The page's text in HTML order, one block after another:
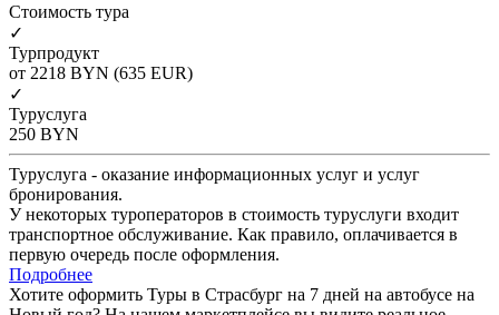
Cтоимость тура
✓
Турпродукт
от 2218 BYN (635 EUR)
✓
Туруслуга
250 BYN
Туруслуга - оказание информационных услуг и услуг
бронирования.
У некоторых туроператоров в стоимость туруслуги входит
транспортное обслуживание. Как правило, оплачивается в
первую очередь после оформления.
Подробнее
Хотите оформить Туры в Страсбург на 7 дней на автобусе на